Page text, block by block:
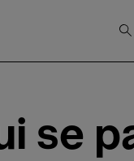
se